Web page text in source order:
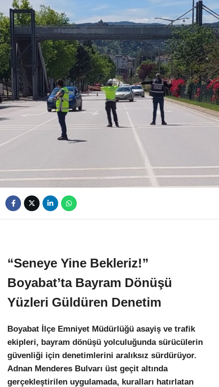
“Seneye Yine Bekleriz!”
Boyabat’ta Bayram Dönüşü
Yüzleri Güldüren Denetim
Boyabat İlçe Emniyet Müdürlüğü asayiş ve trafik
ekipleri, bayram dönüşü yolculuğunda sürücülerin
güvenliği için denetimlerini aralıksız sürdürüyor.
Adnan Menderes Bulvarı üst geçit altında
gerçekleştirilen uygulamada, kuralları hatırlatan